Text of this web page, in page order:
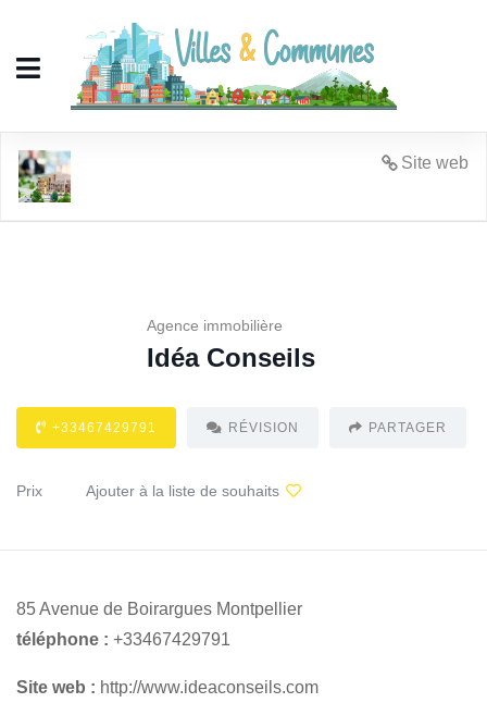
Site web
Agence immobilière
Idéa Conseils
+33467429791 RÉVISION PARTAGER
Prix Ajouter à la liste de souhaits
85 Avenue de Boirargues Montpellier
téléphone : +33467429791
Site web : http://www.ideaconseils.com